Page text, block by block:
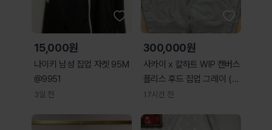
15,000원
나이키 남성 집업 자켓 95M
@9951
3일 전
300,000원
사카이 x 칼하트 WIP 캔버스
플리스 후드 집업 그레이 (3
사이즈)
17시간 전